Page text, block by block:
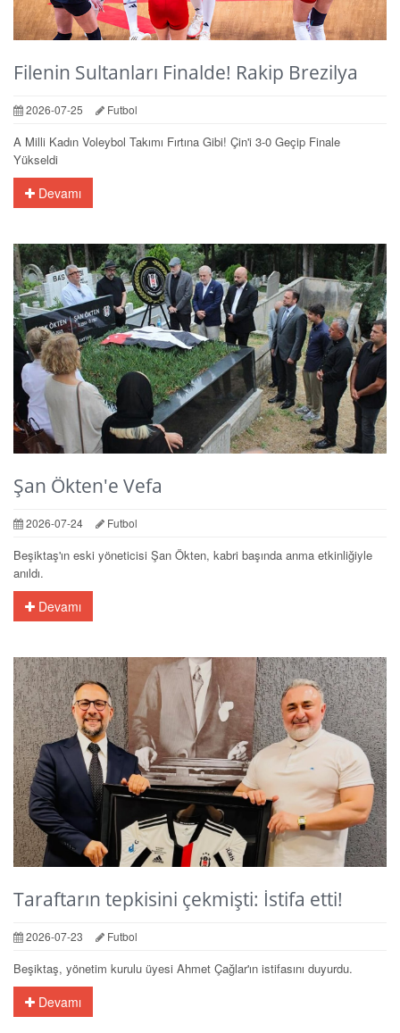
Filenin Sultanları Finalde! Rakip Brezilya
2026-07-25 Futbol
A Milli Kadın Voleybol Takımı Fırtına Gibi! Çin'i 3-0 Geçip Finale
Yükseldi
Devamı
Şan Ökten'e Vefa
2026-07-24 Futbol
Beşiktaş'ın eski yöneticisi Şan Ökten, kabri başında anma etkinliğiyle
anıldı.
Devamı
Taraftarın tepkisini çekmişti: İstifa etti!
2026-07-23 Futbol
Beşiktaş, yönetim kurulu üyesi Ahmet Çağlar'ın istifasını duyurdu.
Devamı